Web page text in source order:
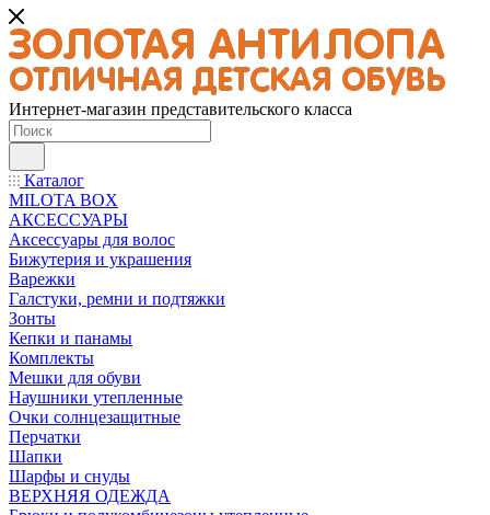
Интернет-магазин представительского класса
Каталог
MILOTA BOX
АКСЕССУАРЫ
Аксессуары для волос
Бижутерия и украшения
Варежки
Галстуки, ремни и подтяжки
Зонты
Кепки и панамы
Комплекты
Мешки для обуви
Наушники утепленные
Очки солнцезащитные
Перчатки
Шапки
Шарфы и снуды
ВЕРХНЯЯ ОДЕЖДА